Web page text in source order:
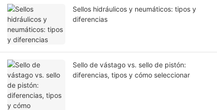
Sellos hidráulicos y neumáticos: tipos y
diferencias
Sello de vástago vs. sello de pistón:
diferencias, tipos y cómo seleccionar